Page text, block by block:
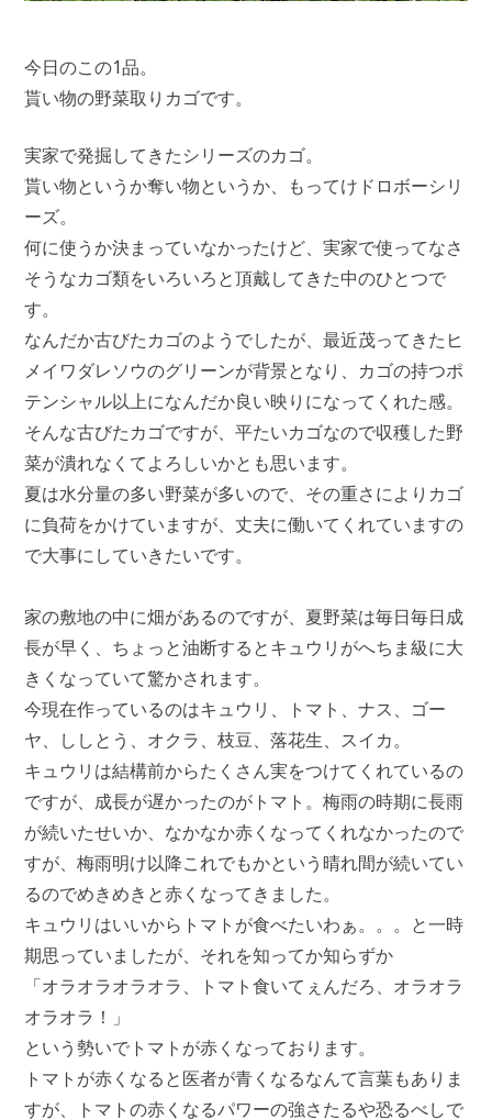
今日のこの1品。
貰い物の野菜取りカゴです。
実家で発掘してきたシリーズのカゴ。
貰い物というか奪い物というか、もってけドロボーシリ
ーズ。
何に使うか決まっていなかったけど、実家で使ってなさ
そうなカゴ類をいろいろと頂戴してきた中のひとつで
す。
なんだか古びたカゴのようでしたが、最近茂ってきたヒ
メイワダレソウのグリーンが背景となり、カゴの持つポ
テンシャル以上になんだか良い映りになってくれた感。
そんな古びたカゴですが、平たいカゴなので収穫した野
菜が潰れなくてよろしいかとも思います。
夏は水分量の多い野菜が多いので、その重さによりカゴ
に負荷をかけていますが、丈夫に働いてくれていますの
で大事にしていきたいです。
家の敷地の中に畑があるのですが、夏野菜は毎日毎日成
長が早く、ちょっと油断するとキュウリがへちま級に大
きくなっていて驚かされます。
今現在作っているのはキュウリ、トマト、ナス、ゴー
ヤ、ししとう、オクラ、枝豆、落花生、スイカ。
キュウリは結構前からたくさん実をつけてくれているの
ですが、成長が遅かったのがトマト。梅雨の時期に長雨
が続いたせいか、なかなか赤くなってくれなかったので
すが、梅雨明け以降これでもかという晴れ間が続いてい
るのでめきめきと赤くなってきました。
キュウリはいいからトマトが食べたいわぁ。。。と一時
期思っていましたが、それを知ってか知らずか
「オラオラオラオラ、トマト食いてぇんだろ、オラオラ
オラオラ！」
という勢いでトマトが赤くなっております。
トマトが赤くなると医者が青くなるなんて言葉もありま
すが、トマトの赤くなるパワーの強さたるや恐るべしで